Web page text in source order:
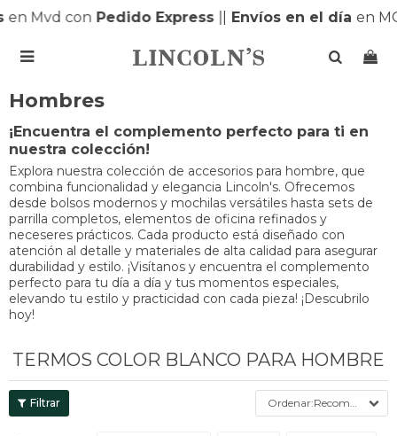
en Mvd conPedido Express| Envíos en el día en

Hombres
¡Encuentra el complemento perfecto para ti en
nuestra colección!
Explora nuestra colección de accesorios para hombre, que
combina funcionalidad y elegancia Lincoln's. Ofrecemos
desde bolsos modernos y mochilas versátiles hasta sets de
parrilla completos, elementos de oficina refinados y
neceseres prácticos. Cada producto está diseñado con
atención al detalle y materiales de alta calidad para asegurar
durabilidad y estilo. ¡Visítanos y encuentra el complemento
perfecto para tu día a día y tus momentos especiales,
elevando tu estilo y practicidad con cada pieza! ¡Descubrilo
hoy!
TERMOS COLOR BLANCO PARA HOMBRE
Recomendados